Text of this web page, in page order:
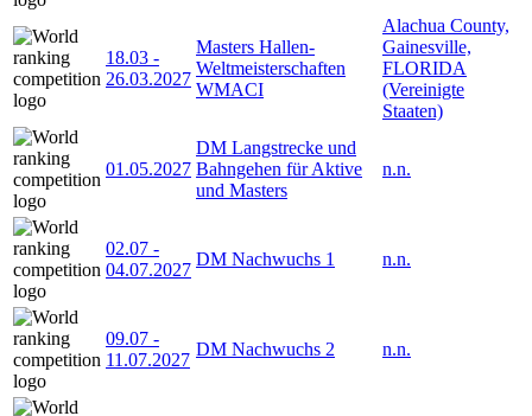
18.03 -
26.03.2027
Masters Hallen-
Weltmeisterschaften
WMACI
Alachua County,
Gainesville,
FLORIDA
(Vereinigte
Staaten)
01.05.2027
DM Langstrecke und
Bahngehen für Aktive
und Masters
n.n.
02.07 -
04.07.2027
DM Nachwuchs 1 n.n.
09.07 -
11.07.2027
DM Nachwuchs 2 n.n.